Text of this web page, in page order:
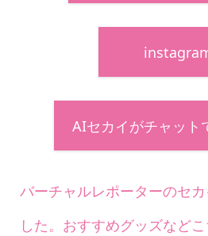
AIセカイがチャット
バーチャルレポーターのセ
した。おすすめグッズなど